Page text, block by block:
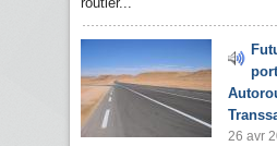
26 avr